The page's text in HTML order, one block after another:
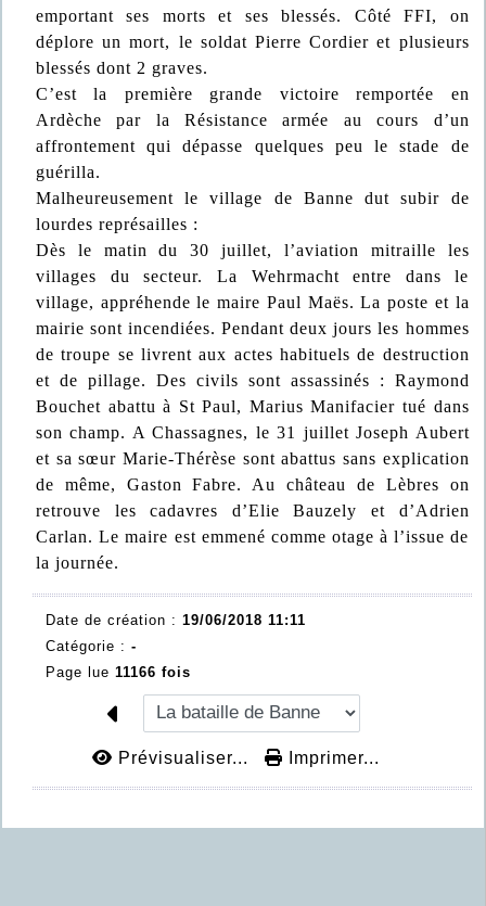
emportant ses morts et ses blessés. Côté FFI, on
déplore un mort, le soldat Pierre Cordier et plusieurs
blessés dont 2 graves.
C’est la première grande victoire remportée en
Ardèche par la Résistance armée au cours d’un
affrontement qui dépasse quelques peu le stade de
guérilla.
Malheureusement le village de Banne dut subir de
lourdes représailles :
Dès le matin du 30 juillet, l’aviation mitraille les
villages du secteur. La Wehrmacht entre dans le
village, appréhende le maire Paul Maës. La poste et la
mairie sont incendiées. Pendant deux jours les hommes
de troupe se livrent aux actes habituels de destruction
et de pillage. Des civils sont assassinés : Raymond
Bouchet abattu à St Paul, Marius Manifacier tué dans
son champ. A Chassagnes, le 31 juillet Joseph Aubert
et sa sœur Marie-Thérèse sont abattus sans explication
de même, Gaston Fabre. Au château de Lèbres on
retrouve les cadavres d’Elie Bauzely et d’Adrien
Carlan. Le maire est emmené comme otage à l’issue de
la journée.
Date de création : 19/06/2018 11:11
Catégorie : -
Page lue 11166 fois
Prévisualiser... Imprimer...